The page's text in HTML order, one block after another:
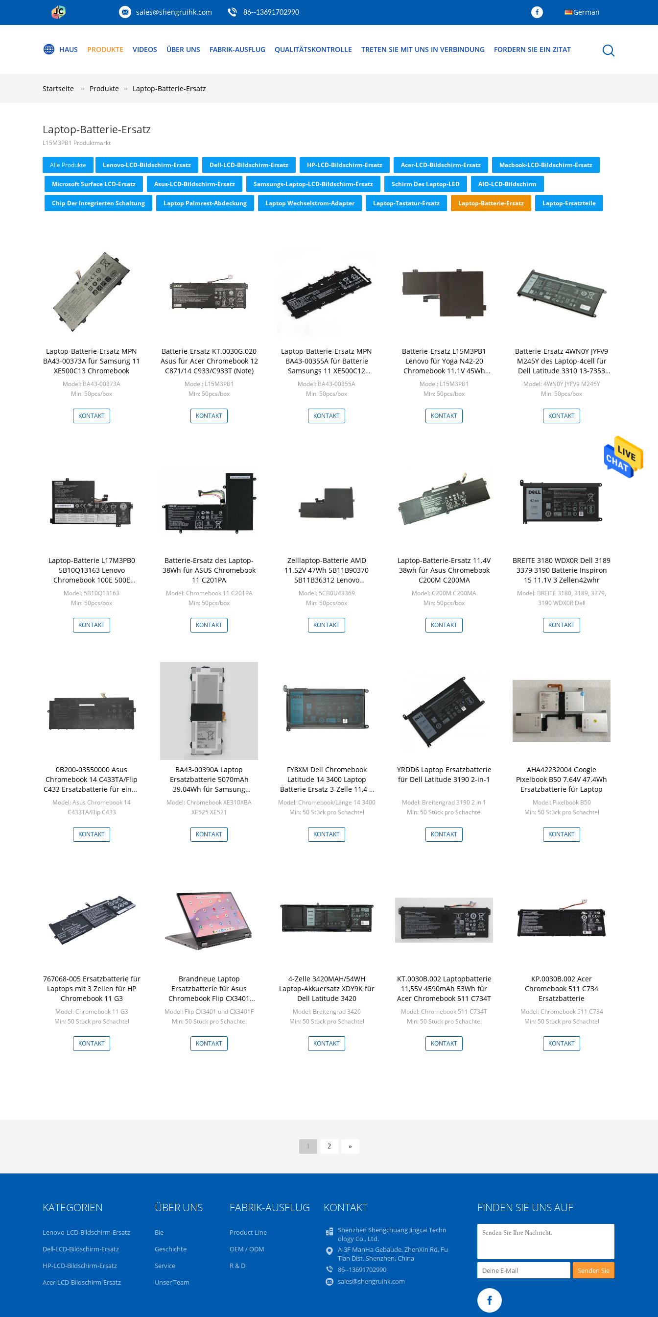
sales@shengruihk.com 86--13691702990 German
HAUS PRODUKTE VIDEOS ÜBER UNS FABRIK-AUSFLUG QUALITÄTSKONTROLLE TRETEN SIE MIT UNS IN VERBINDUNG FORDERN SIE EIN ZITAT
Startseite Produkte Laptop-Batterie-Ersatz
Laptop-Batterie-Ersatz
L15M3PB1 Produktmarkt
Alle Produkte Lenovo-LCD-Bildschirm-Ersatz Dell-LCD-Bildschirm-Ersatz HP-LCD-Bildschirm-Ersatz Acer-LCD-Bildschirm-Ersatz Macbook-LCD-Bildschirm-Ersatz
Microsoft Surface LCD-Ersatz Asus-LCD-Bildschirm-Ersatz Samsungs-Laptop-LCD-Bildschirm-Ersatz Schirm Des Laptop-LED AIO-LCD-Bildschirm
Chip Der Integrierten Schaltung Laptop Palmrest-Abdeckung Laptop Wechselstrom-Adapter Laptop-Tastatur-Ersatz Laptop-Batterie-Ersatz Laptop-Ersatzteile
Laptop-Batterie-Ersatz MPN
BA43-00373A für Samsung 11
XE500C13 Chromebook
Model: BA43-00373A
Min: 50pcs/box
KONTAKT
Batterie-Ersatz KT.0030G.020
Asus für Acer Chromebook 12
C871/14 C933/C933T (Note)
Model: L15M3PB1
Min: 50pcs/box
KONTAKT
Laptop-Batterie-Ersatz MPN
BA43-00355A für Batterie
Samsungs 11 XE500C12
Chromebook
Model: BA43-00355A
Min: 50pcs/box
KONTAKT
Batterie-Ersatz L15M3PB1
Lenovo für Yoga N42-20
Chromebook 11.1V 45Wh
300E C330 N22 N23
Model: L15M3PB1
Min: 50pcs/box
KONTAKT
Batterie-Ersatz 4WN0Y JYFV9
M245Y des Laptop-4cell für
Dell Latitude 3310 13-7353
7577 7778 7779
Model: 4WN0Y JYFV9 M245Y
Min: 50pcs/box
KONTAKT
Laptop-Batterie L17M3PB0
5B10Q13163 Lenovo
Chromebook 100E 500E
3635mAh 42wh
Model: 5B10Q13163
Min: 50pcs/box
KONTAKT
Batterie-Ersatz des Laptop-
38Wh für ASUS Chromebook
11 C201PA
Model: Chromebook 11 C201PA
Min: 50pcs/box
KONTAKT
Zelllaptop-Batterie AMD
11.52V 47Wh 5B11B90370
5B11B36312 Lenovo
Chromebook 100E Gen3 3
Model: 5CB0U43369
Min: 50pcs/box
KONTAKT
Laptop-Batterie-Ersatz 11.4V
38wh für Asus Chromebook
C200M C200MA
Model: C200M C200MA
Min: 50pcs/box
KONTAKT
BREITE 3180 WDX0R Dell 3189
3379 3190 Batterie Inspiron
15 11.1V 3 Zellen42whr
Model: BREITE 3180, 3189, 3379,
3190 WDX0R Dell
KONTAKT
0B200-03550000 Asus
Chromebook 14 C433TA/Flip
C433 Ersatzbatterie für einen
Laptop
Model: Asus Chromebook 14
C433TA/Flip C433
KONTAKT
BA43-00390A Laptop
Ersatzbatterie 5070mAh
39.04Wh für Samsung
Chromebook XE310XBA XE525
XE521
Model: Chromebook XE310XBA
XE525 XE521
KONTAKT
FY8XM Dell Chromebook
Latitude 14 3400 Laptop
Batterie Ersatz 3-Zelle 11,4 V
42 Wh
Model: Chromebook/Länge 14 3400
Min: 50 Stück pro Schachtel
KONTAKT
YRDD6 Laptop Ersatzbatterie
für Dell Latitude 3190 2-in-1
Model: Breitengrad 3190 2 in 1
Min: 50 Stück pro Schachtel
KONTAKT
AHA42232004 Google
Pixelbook B50 7.64V 47.4Wh
Ersatzbatterie für Laptop
Model: Pixelbook B50
Min: 50 Stück pro Schachtel
KONTAKT
767068-005 Ersatzbatterie für
Laptops mit 3 Zellen für HP
Chromebook 11 G3
Model: Chromebook 11 G3
Min: 50 Stück pro Schachtel
KONTAKT
Brandneue Laptop
Ersatzbatterie für Asus
Chromebook Flip CX3401
CX3401F
Model: Flip CX3401 und CX3401F
Min: 50 Stück pro Schachtel
KONTAKT
4-Zelle 3420MAH/54WH
Laptop-Akkuersatz XDY9K für
Dell Latitude 3420
Model: Breitengrad 3420
Min: 50 Stück pro Schachtel
KONTAKT
KT.0030B.002 Laptopbatterie
11,55V 4590mAh 53Wh für
Acer Chromebook 511 C734T
Model: Chromebook 511 C734T
Min: 50 Stück pro Schachtel
KONTAKT
KP.0030B.002 Acer
Chromebook 511 C734
Ersatzbatterie
Model: Chromebook 511 C734
Min: 50 Stück pro Schachtel
KONTAKT
1 2 »
KATEGORIEN
Lenovo-LCD-Bildschirm-Ersatz
Dell-LCD-Bildschirm-Ersatz
HP-LCD-Bildschirm-Ersatz
Acer-LCD-Bildschirm-Ersatz
ÜBER UNS
Bie
Geschichte
Service
Unser Team
FABRIK-AUSFLUG
Product Line
OEM / ODM
R & D
KONTAKT
Shenzhen Shengchuang Jingcai Techn
ology Co., Ltd.
A-3F ManHa Gebäude, ZhenXin Rd. Fu
Tian Dist. Shenzhen, China
86--13691702990
sales@shengruihk.com
FINDEN SIE UNS AUF
Senden Sie